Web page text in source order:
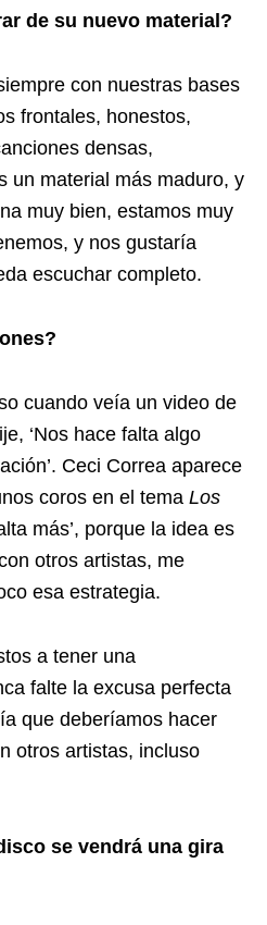
de su nuevo material?
con nuestras bases
frontales, honestos,
densas,
un material más maduro, y
muy bien, estamos muy
y nos gustaría
escuchar completo.
cuando veía un video de
‘Nos hace falta algo
Ceci Correa aparece
coros en el tema Los
más’, porque la idea es
otros artistas, me
esa estrategia.
a tener una
falte la excusa perfecta
que deberíamos hacer
otros artistas, incluso
se vendrá una gira